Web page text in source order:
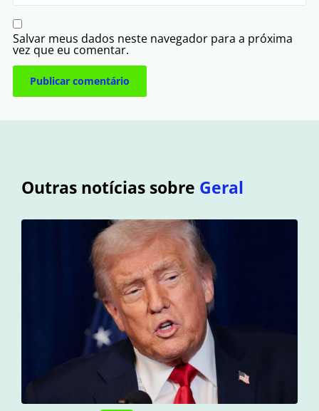
Salvar meus dados neste navegador para a próxima
vez que eu comentar.
Outras notícias sobre Geral